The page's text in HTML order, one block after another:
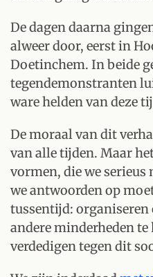
De dagen daarna
alweer door, eerst in
Doetinchem. In beide
tegendemonstranten
ware helden van deze
De moraal van dit
van alle tijden. Maar
vormen, die we serieus
we antwoorden op
tussentijd:
andere minderheden
verdedigen tegen dit